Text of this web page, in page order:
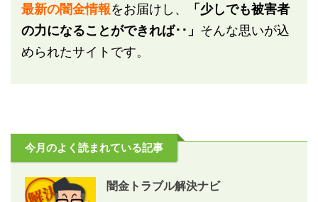
最新の闇金情報をお届けし、
「少しでも被害者
の力になることができれば･･」 そんな思いが込
められたサイトです。
今月のよく読まれている記事
闇金トラブル解決ナビ